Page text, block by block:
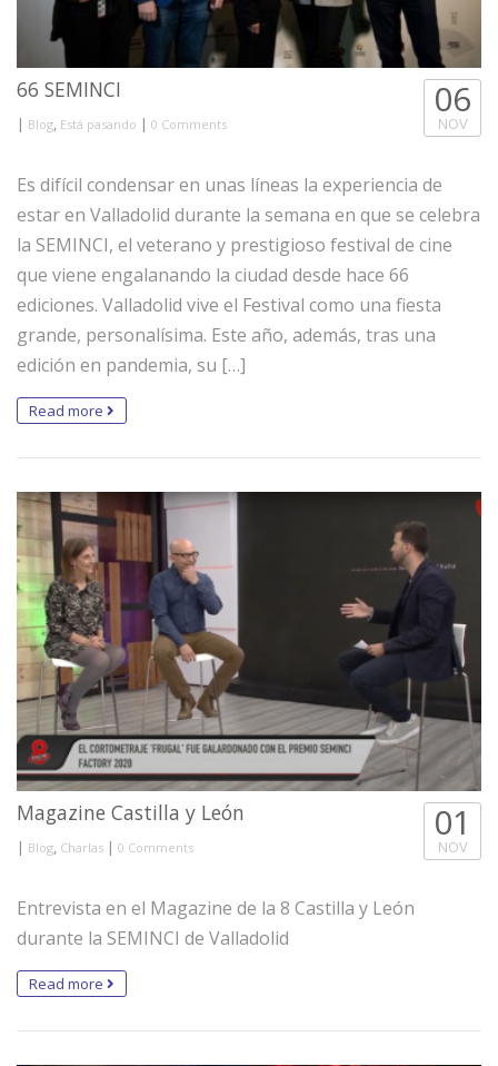
66 SEMINCI
| Blog, Está pasando | 0 Comments
06
NOV
Es difícil condensar en unas líneas la experiencia de
estar en Valladolid durante la semana en que se celebra
la SEMINCI, el veterano y prestigioso festival de cine
que viene engalanando la ciudad desde hace 66
ediciones. Valladolid vive el Festival como una fiesta
grande, personalísima. Este año, además, tras una
edición en pandemia, su […]
Read more
Magazine Castilla y León
| Blog, Charlas | 0 Comments
01
NOV
Entrevista en el Magazine de la 8 Castilla y León
durante la SEMINCI de Valladolid
Read more